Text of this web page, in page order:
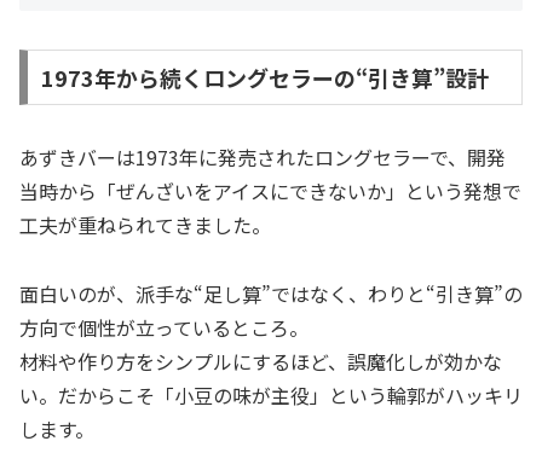
1973年から続くロングセラーの“引き算”設計
あずきバーは1973年に発売されたロングセラーで、開発
当時から「ぜんざいをアイスにできないか」という発想で
工夫が重ねられてきました。
面白いのが、派手な“足し算”ではなく、わりと“引き算”の
方向で個性が立っているところ。
材料や作り方をシンプルにするほど、誤魔化しが効かな
い。だからこそ「小豆の味が主役」という輪郭がハッキリ
します。